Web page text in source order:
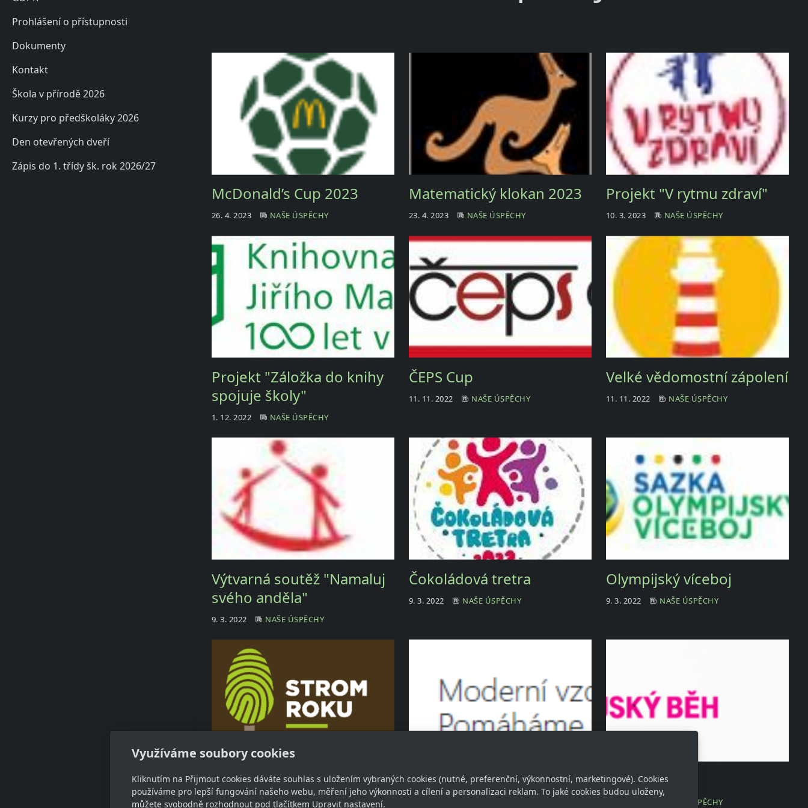
Prohlášení o přístupnosti
Dokumenty
Kontakt
Škola v přírodě 2026
Kurzy pro předškoláky 2026
Den otevřených dveří
Zápis do 1. třídy šk. rok 2026/27
McDonald’s Cup 2023
26. 4. 2023 NAŠE ÚSPĚCHY
Matematický klokan 2023
23. 4. 2023 NAŠE ÚSPĚCHY
Projekt "V rytmu zdraví"
10. 3. 2023 NAŠE ÚSPĚCHY
Projekt "Záložka do knihy
spojuje školy"
1. 12. 2022 NAŠE ÚSPĚCHY
ČEPS Cup
11. 11. 2022 NAŠE ÚSPĚCHY
Velké vědomostní zápolení
11. 11. 2022 NAŠE ÚSPĚCHY
Výtvarná soutěž "Namaluj
svého anděla"
9. 3. 2022 NAŠE ÚSPĚCHY
Čokoládová tretra
9. 3. 2022 NAŠE ÚSPĚCHY
Olympijský víceboj
9. 3. 2022 NAŠE ÚSPĚCHY
Strom roku 2018
14. 10. 2018 NAŠE ÚSPĚCHY
Scio certifikát Olympic day
NAŠE ÚSPĚCHY
Využíváme soubory cookies
Kliknutím na Přijmout cookies dáváte souhlas s uložením vybraných cookies (nutné, preferenční, výkonnostní, marketingové). Cookies
používáme pro lepší fungování našeho webu, měření jeho výkonnosti a cílení a personalizaci reklam. To jaké cookies budou uloženy,
můžete svobodně rozhodnout pod tlačítkem Upravit nastavení.